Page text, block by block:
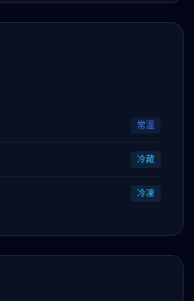
常溫
冷藏
冷凍